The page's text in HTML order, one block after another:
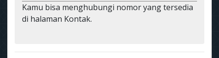
Kamu bisa menghubungi nomor yang tersedia
di halaman Kontak.